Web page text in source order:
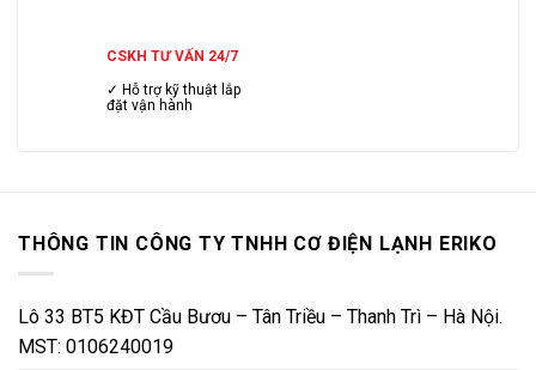
CSKH TƯ VẤN 24/7
✓ Hỗ trợ kỹ thuật lắp
đặt vận hành
THÔNG TIN CÔNG TY TNHH CƠ ĐIỆN LẠNH ERIKO
Lô 33 BT5 KĐT Cầu Bươu – Tân Triều – Thanh Trì – Hà Nội.
MST: 0106240019